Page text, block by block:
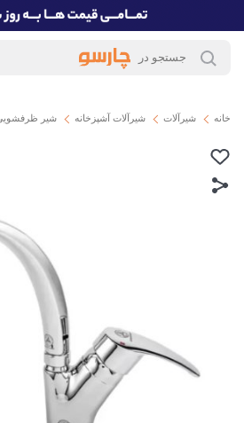
خانه شیرآلات شیرآلات آشپزخانه شیر